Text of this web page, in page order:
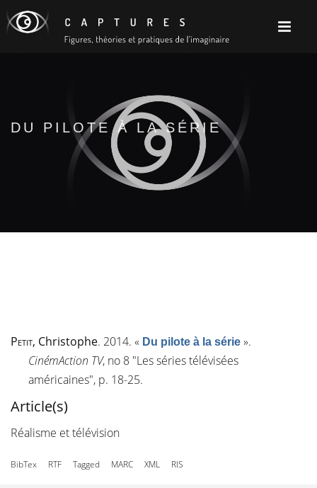
DU PILOTE À LA SÉRIE
Petit, Christophe. 2014. « Du pilote à la série ».
CinémAction TV, no 8 "Les séries télévisées
américaines", p. 18-25.
Article(s)
Réalisme et télévision
BibTex RTF Tagged MARC XML RIS